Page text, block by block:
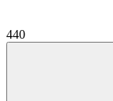
440